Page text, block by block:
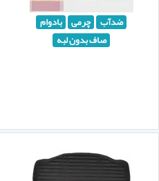
ضدآب چرمی بادوام
صاف بدون لبه